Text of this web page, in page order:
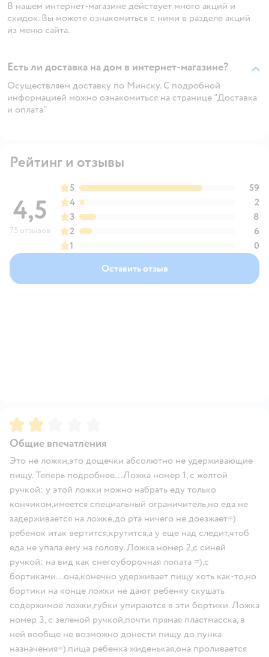
В нашем интернет-магазине действует много акций и
скидок. Вы можете ознакомиться с ними в разделе акций
из меню сайта.
Есть ли доставка на дом в интернет-магазине?
Осуществляем доставку по Минску. С подробной
информацией можно ознакомиться на странице "Доставка
и оплата"
Рейтинг и отзывы
4,5
75 отзывов
5
59
4
2
3
8
2
6
1
0
Оставить отзыв
Рейтинг:
Общие впечатления
Это не ложки,это дощечки абсолютно не удерживающие
пищу. Теперь подробнее...Ложка номер 1, с желтой
ручкой: у этой ложки можно набрать еду только
кончиком,имеется специальный ограничитель,но еда не
задерживается на ложке,до рта ничего не доезжает=)
ребенок итак вертится,крутится,а у еще над следит,чтоб
еда не упала ему на голову. Ложка номер 2,с синей
ручкой: на вид как снегоуборочная лопата =),с
бортиками...она,конечно удерживает пищу хоть как-то,но
бортики на конце ложки не дают ребенку скушать
содержимое ложки,губки упираются в эти бортики. Ложка
номер 3, с зеленой ручкой,почти прямая пластмасска, в
ней вообще не возможно донести пищу до пунка
назначения=).пища ребенка жиденькая,она проливается